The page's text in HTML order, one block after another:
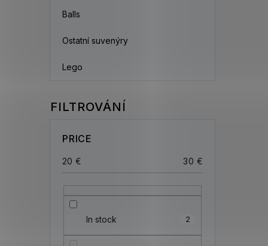
Balls
Ostatní suvenýry
Lego
PRICE
20 € 30 €
In stock 2